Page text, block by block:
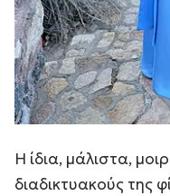
Η ίδια, μάλιστα,
διαδικτυακούς της